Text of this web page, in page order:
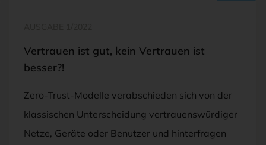
Vertrauen ist gut, kein Vertrauen ist
besser?!
Zero-Trust-Modelle verabschieden sich von der
klassischen Unterscheidung vertrauenswürdiger
Netze, Geräte oder Benutzer und hinterfragen